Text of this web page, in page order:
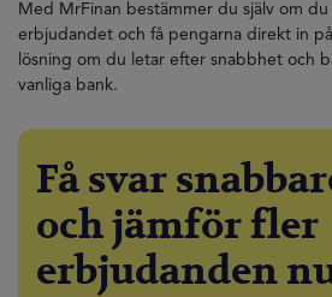
Med MrFinan bestämmer du själv om
erbjudandet och få pengarna direkt in
lösning om du letar efter snabbhet och
vanliga bank.
Få svar
och jämför fler
erbjudanden